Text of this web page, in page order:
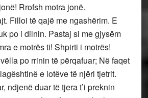
Rrofsh motra jonë.
Filloi të qajë me ngashërim. E
po i dilnin. Pastaj si me gjysëm
e motrës ti! Shpirti i motrës!
po rrinin të përqafuar; Në faqet
e lotëve të njëri tjetrit.
ndjenë duar të tjera t’i preknin